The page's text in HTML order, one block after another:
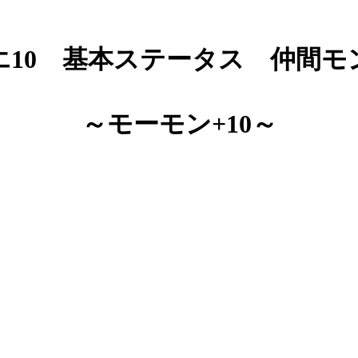
10 基本ステータス 仲間モ
～モーモン+10～